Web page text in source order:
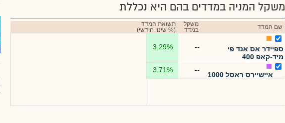
משקל המניה במדדים בהם היא נכללת
שם המדד
משקל
במדד
תשואת המדד
(% שינוי חודשי)
ספיידר אס אנד פי
מיד-קאפ 400
--
3.29%
איישיירס ראסל 1000
--
3.71%